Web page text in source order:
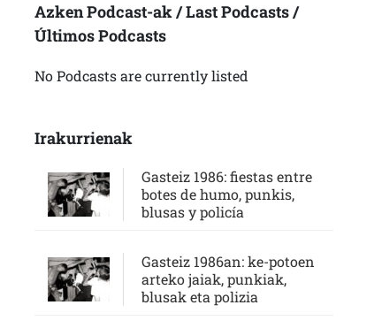
Azken Podcast-ak / Last Podcasts /
Últimos Podcasts
No Podcasts are currently listed
Irakurrienak
Gasteiz 1986: fiestas entre
botes de humo, punkis,
blusas y policía
Gasteiz 1986an: ke-potoen
arteko jaiak, punkiak,
blusak eta polizia